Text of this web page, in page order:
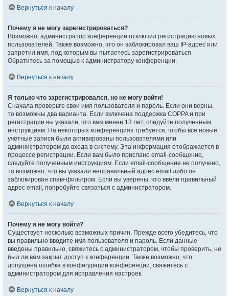
Вернуться к началу
Почему я не могу зарегистрироваться?
Возможно, администратор конференции отключил регистрацию новых
пользователей. Также возможно, что он заблокировал ваш IP-адрес или
запретил имя, под которым вы пытаетесь зарегистрироваться.
Обратитесь за помощью к администратору конференции.
Вернуться к началу
Я только что зарегистрировался, но не могу войти!
Сначала проверьте свои имя пользователя и пароль. Если они верны,
то возможны два варианта. Если включена поддержка COPPA и при
регистрации вы указали, что вам менее 13 лет, следуйте полученным
инструкциям. На некоторых конференциях требуется, чтобы все новые
учётные записи были активированы пользователями или
администратором до входа в систему. Эта информация отображается в
процессе регистрации. Если вам было прислано email-сообщение,
следуйте полученным инструкциям. Если email-сообщение не получено,
то возможно, что вы указали неправильный адрес email либо он
заблокирован спам-фильтром. Если вы уверены, что ввели правильный
адрес email, попробуйте связаться с администратором.
Вернуться к началу
Почему я не могу войти?
Существует несколько возможных причин. Прежде всего убедитесь, что
вы правильно вводите имя пользователя и пароль. Если данные
введены правильно, свяжитесь с администратором, чтобы проверить, не
был ли вам закрыт доступ к конференции. Также возможно, что
допущена ошибка в конфигурации конференции, свяжитесь с
администратором для исправления настроек.
Вернуться к началу